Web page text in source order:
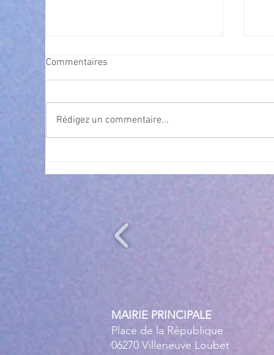
Commentaires
Rédigez un commentaire...
MAIRIE PRINCIPALE
Place de la République
06270 Villeneuve Loubet